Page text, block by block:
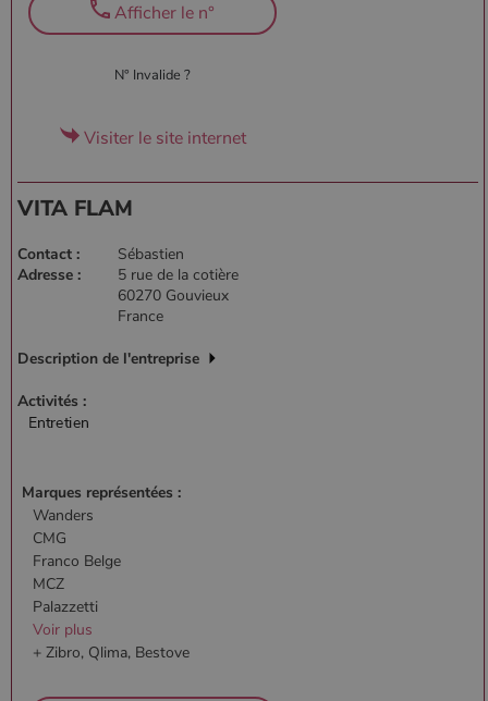
N° Invalide ?
Afficher le n°
Visiter le site internet
VITA FLAM
Contact :
Sébastien
Adresse :
5 rue de la cotière
60270 Gouvieux
France
Description de l'entreprise
Activités :
Marques représentées :
Wanders
CMG
Franco Belge
MCZ
Palazzetti
Voir plus
+ Zibro, Qlima, Bestove